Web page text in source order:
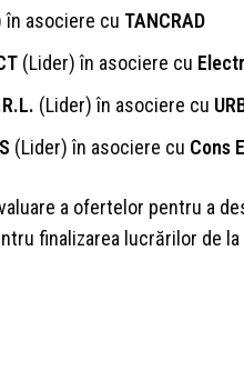
în asociere cu TANCRAD
(Lider) în asociere cu
(Lider) în asociere cu
(Lider) în asociere cu Cons
a ofertelor pentru a
finalizarea lucrărilor de